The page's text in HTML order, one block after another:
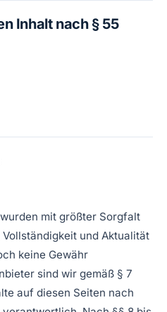
Inhalt nach § 55
mit größter Sorgfalt
und Aktualität
keine Gewähr
sind wir gemäß § 7
auf diesen Seiten nach